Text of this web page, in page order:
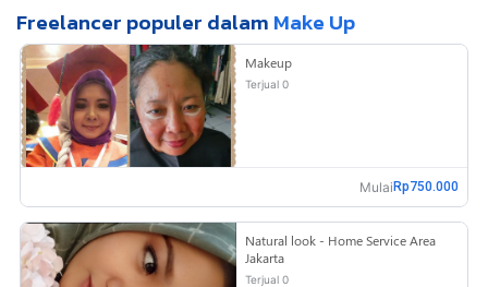
Freelancer populer dalam Make Up
Makeup
Terjual 0
MulaiRp750.000
Natural look - Home Service Area
Jakarta
Terjual 0